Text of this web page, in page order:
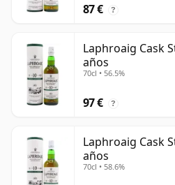
87 € ?
Laphroaig Cask
años
70cl • 56.5%
97 € ?
Laphroaig Cask
años
70cl • 58.6%